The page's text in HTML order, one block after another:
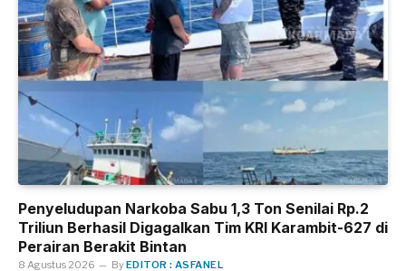
Penyeludupan Narkoba Sabu 1,3 Ton Senilai Rp.2
Triliun Berhasil Digagalkan Tim KRI Karambit-627 di
Perairan Berakit Bintan
8 Agustus 2026 ByEDITOR : ASFANEL